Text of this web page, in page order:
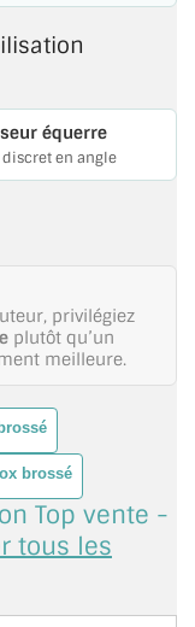
équerre
discret en angle
privilégiez
plutôt qu’un
meilleure.
brossé
Top vente -
tous les